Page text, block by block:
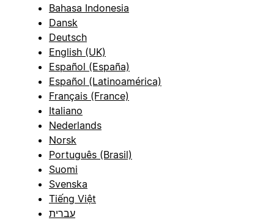
Bahasa Indonesia
Dansk
Deutsch
English (UK)
Español (España)
Español (Latinoamérica)
Français (France)
Italiano
Nederlands
Norsk
Português (Brasil)
Suomi
Svenska
Tiếng Việt
עברית